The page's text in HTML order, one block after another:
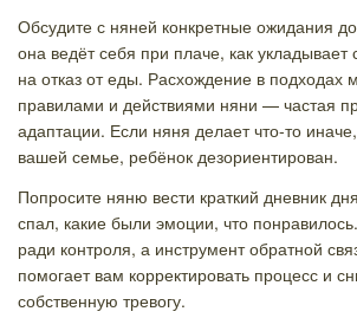
Обсудите с няней конкретные ожидания
она ведёт себя при плаче, как укладывает
на отказ от еды. Расхождение в
правилами и действиями няни — частая
адаптации. Если няня делает что-то
вашей семье, ребёнок дезориентирован.
Попросите няню вести краткий дневник
спал, какие были эмоции, что
ради контроля, а инструмент обратной
помогает вам корректировать процесс и
собственную тревогу.